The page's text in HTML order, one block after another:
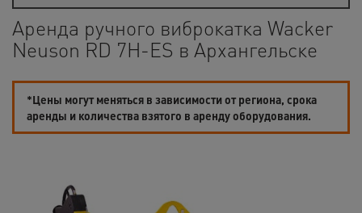
Аренда ручного виброкатка Wacker
Neuson RD 7H-ES в Архангельске
*Цены могут меняться в зависимости от региона, срока
аренды и количества взятого в аренду оборудования.